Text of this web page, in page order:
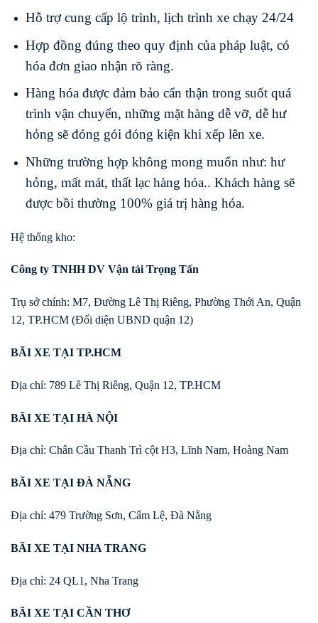
Hỗ trợ cung cấp lộ trình, lịch trình xe chạy 24/24
Hợp đồng đúng theo quy định của pháp luật, có
hóa đơn giao nhận rõ ràng.
Hàng hóa được đảm bảo cẩn thận trong suốt quá
trình vận chuyển, những mặt hàng dễ vỡ, dễ hư
hỏng sẽ đóng gói đóng kiện khi xếp lên xe.
Những trường hợp không mong muốn như: hư
hỏng, mất mát, thất lạc hàng hóa.. Khách hàng sẽ
được bồi thường 100% giá trị hàng hóa.
Hệ thống kho:
Công ty TNHH DV Vận tải Trọng Tấn
Trụ sở chính: M7, Đường Lê Thị Riêng, Phường Thới An, Quận
12, TP.HCM (Đối diện UBND quận 12)
BÃI XE TẠI TP.HCM
Địa chỉ: 789 Lê Thị Riêng, Quận 12, TP.HCM
BÃI XE TẠI HÀ NỘI
Địa chỉ: Chân Cầu Thanh Trì cột H3, Lĩnh Nam, Hoàng Nam
BÃI XE TẠI ĐÀ NẴNG
Địa chỉ: 479 Trường Sơn, Cẩm Lệ, Đà Nẵng
BÃI XE TẠI NHA TRANG
Địa chỉ: 24 QL1, Nha Trang
BÃI XE TẠI CẦN THƠ